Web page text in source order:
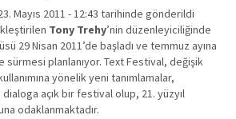
Mayıs 2011 - 12:43 tarihinde gönderildi
Tony Trehy’nin düzenleyiciliğinde
29 Nisan 2011’de başladı ve temmuz ayına
planlanıyor. Text Festival, değişik
yönelik yeni tanımlamalar,
açık bir festival olup, 21. yüzyıl
odaklanmaktadır.